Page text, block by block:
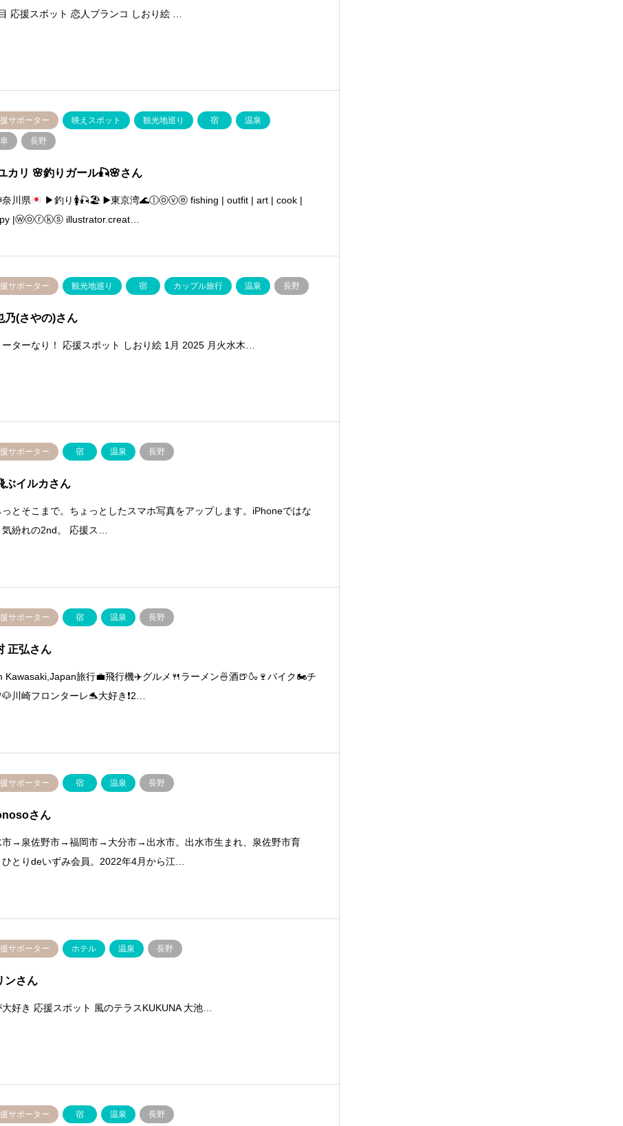
応援スポット 恋人ブランコ しおり絵 …
サポーター 映えスポット 観光地巡り 宿 温泉
長野
カリ 🌸釣りガール🎣🌸さん
川県 ▶︎釣り🚺🎣🏖 ▶︎東京湾🌊ⓛⓞⓥⓔ fishing | outfit | art | cook |
|ⓦⓞⓡⓚⓢ illustrator.creat…
サポーター 観光地巡り 宿 カップル旅行 温泉 長野
乃(さやの)さん
ーターなり！ 応援スポット しおり絵 1月 2025 月火水木…
サポーター 宿 温泉 長野
ぶイルカさん
っとそこまで。ちょっとしたスマホ写真をアップします。iPhoneではな
気紛れの2nd。 応援ス…
サポーター 宿 温泉 長野
正弘さん
Kawasaki,Japan旅行💼飛行機✈️グルメ🍴ラーメン🍜酒🍺🍶🍷バイク🏍️チ
川崎フロンターレ🐬大好き❗2…
サポーター 宿 温泉 長野
さん
市→泉佐野市→福岡市→大分市→出水市。出水市生まれ、泉佐野市育
ひとりdeいずみ会員。2022年4月から江…
サポーター ホテル 温泉 長野
ンさん
好き 応援スポット 風のテラスKUKUNA 大池…
サポーター 宿 温泉 長野